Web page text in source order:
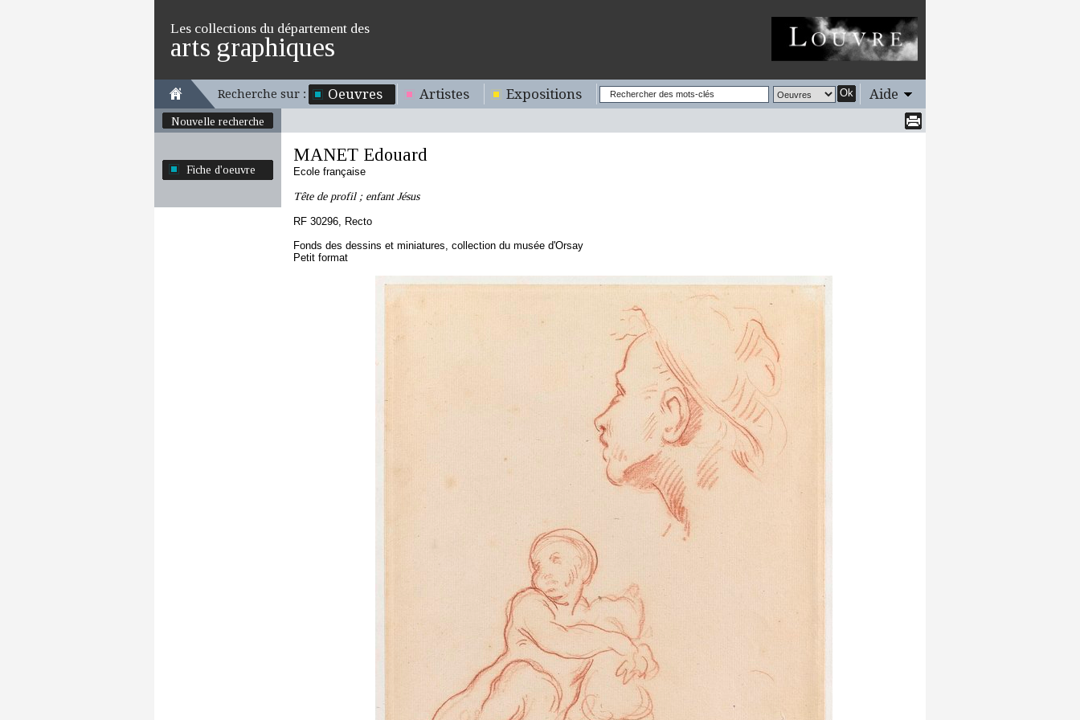
Les collections du département des
arts graphiques
Recherche sur : Oeuvres Artistes Expositions Ok Aide
Nouvelle recherche
Fiche d'oeuvre
MANET Edouard
Ecole française
Tête de profil ; enfant Jésus
RF 30296, Recto
Fonds des dessins et miniatures, collection du musée d'Orsay
Petit format